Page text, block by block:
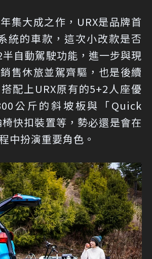
集大成之作，URX是品牌首
統的車款，這次小改款是否
自動駕駛功能，進一步與現
售休旅並駕齊驅，也是後續
配上URX原有的5+2人座優
公斤的斜坡板與「Quick
快扣裝置等，勢必還是會在
中扮演重要角色。